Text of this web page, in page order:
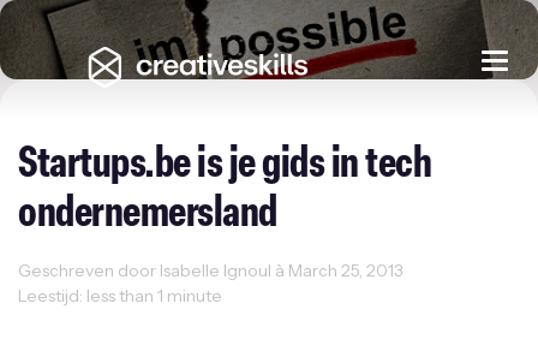
Startups.be is je gids in tech
ondernemersland
Geschreven door Isabelle Ignoul à March 25, 2013
Leestijd: less than 1 minute